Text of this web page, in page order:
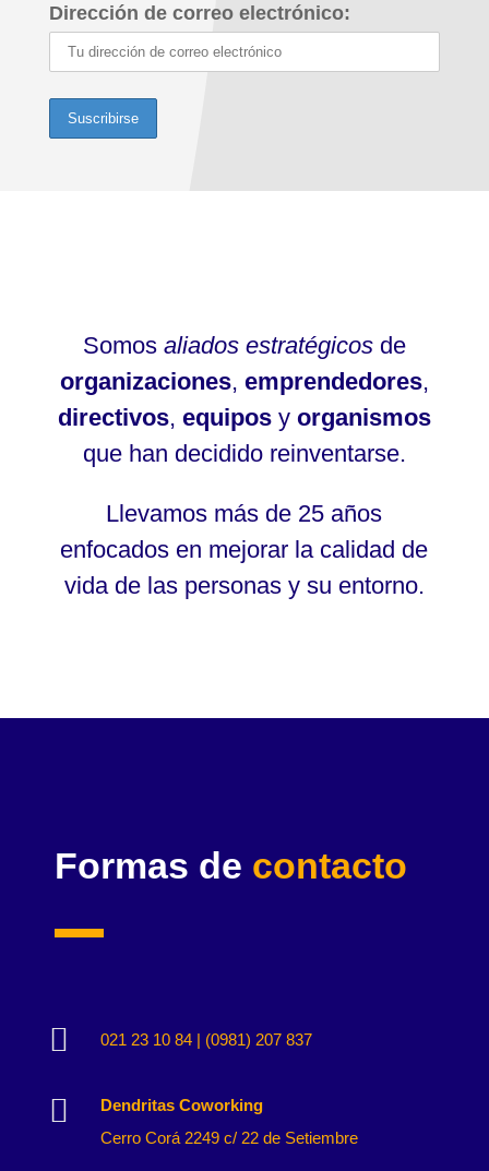
Dirección de correo electrónico:
Somos aliados estratégicosde
organizaciones, emprendedores,
directivos, equiposy organismos
que han decidido reinventarse.
Llevamos más de 25 años
enfocados en mejorar la calidad de
vida de las personas y su entorno.
Formas de contacto
 021 23 10 84 | (0981) 207 837

Dendritas Coworking
Cerro Corá 2249 c/ 22 de Setiembre